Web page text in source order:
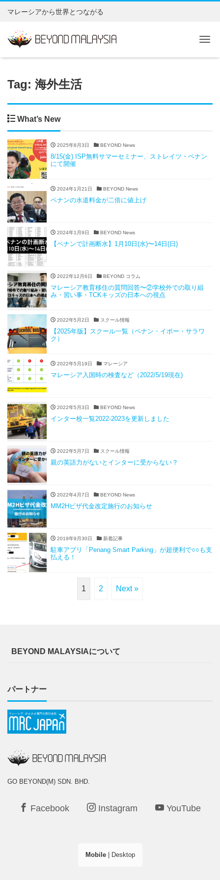
マレーシアから世界とつながる
Tag: 海外生活
What’s New
2025年8月3日 BEYOND News
8/15(金) ISP無料サマーセミナー、ストレイツ・ペナン
にて開催
2024年1月21日 BEYOND News
ペナンの水道料金が二倍に値上げ
2024年1月9日 BEYOND News
【ペナンで計画断水】1月10日(水)〜14日(日)
2022年12月6日 BEYOND コラム
マレーシア教育移住の質問回答〜②学校外での取り組
み・習い事・TCKキッズの日本への視点
2022年5月2日 スクール情報
【2025年版】スクール一覧（ペナン・イポー・サラワ
ク）
2022年5月19日 マレーシア
マレーシア入国時の検査など（2022/5/19現在)
2022年5月3日 BEYOND News
インター校一覧2022-2023を更新しました
2022年5月7日 スクール情報
親の英語力がないとインターに受からない？
2022年4月7日 BEYOND News
MM2Hビザ代金改定施行のお知らせ
2019年9月30日 新着記事
駐車アプリ「Penang Smart Parking」が超便利で○○も支
払える！
1 2 Next »
BEYOND MALAYSIAについて
パートナー
GO BEYOND(M) SDN. BHD.
Facebook Instagram YouTube
Mobile| Desktop